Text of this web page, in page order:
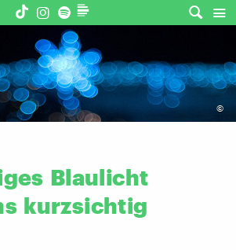
©
Blaulicht
kurzsichtig